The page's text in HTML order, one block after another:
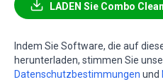
LADEN Sie Combo
Indem Sie Software, die auf
herunterladen, stimmen Sie
Datenschutzbestimmungen und